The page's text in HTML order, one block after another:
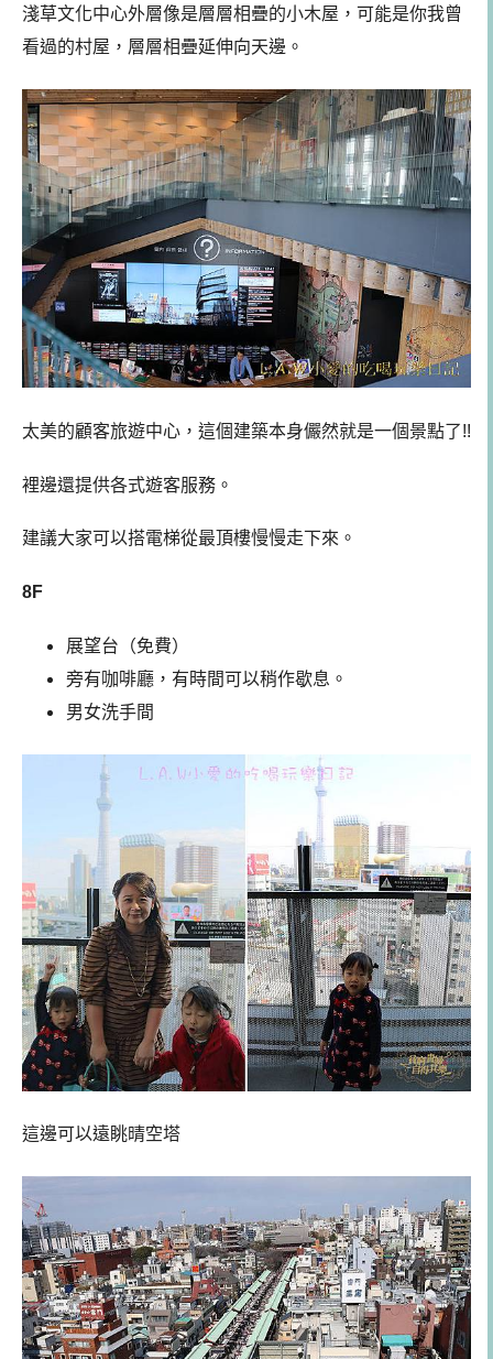
淺草文化中心外層像是層層相疊的小木屋，可能是你我曾
看過的村屋，層層相疊延伸向天邊。
太美的顧客旅遊中心，這個建築本身儼然就是一個景點了!!
裡邊還提供各式遊客服務。
建議大家可以搭電梯從最頂樓慢慢走下來。
8F
展望台（免費）
旁有咖啡廳，有時間可以稍作歇息。
男女洗手間
這邊可以遠眺晴空塔